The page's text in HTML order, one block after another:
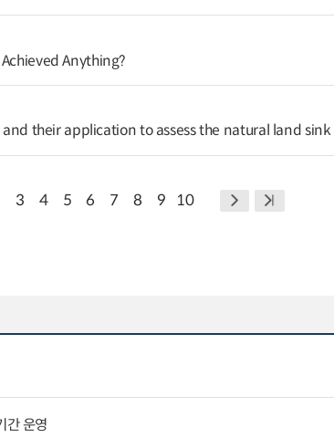
Anything?
their application to assess the natural land sink
3 4 5 6 7 8 9 10
간 운영